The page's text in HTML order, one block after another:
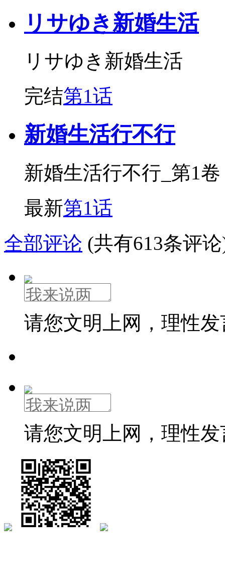
リサゆき新婚生活
リサゆき新婚生活
完结第1话
新婚生活行不行
新婚生活行不行_第1
最新第1话
全部评论 (共有613条评
请您文明上网，理性
请您文明上网，理性